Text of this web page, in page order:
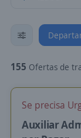
155 Ofertas de
Se precisa
Auxiliar